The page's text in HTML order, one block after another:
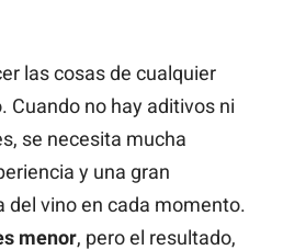
las cosas de cualquier
Cuando no hay aditivos ni
se necesita mucha
y una gran
del vino en cada momento.
menor, pero el resultado,